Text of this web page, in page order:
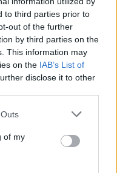
to third parties prior to
out of the further
by third parties on the
This information may
on the IAB’s List of
disclose it to other
of my